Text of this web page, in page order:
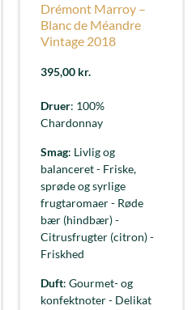
Drémont Marroy –
Blanc de Méandre
Vintage 2018
395,00 kr.
Druer: 100%
Chardonnay
Smag: Livlig og
balanceret - Friske,
sprøde og syrlige
frugtaromaer - Røde
bær (hindbær) -
Citrusfrugter (citron) -
Friskhed
Duft: Gourmet- og
konfektnoter - Delikat